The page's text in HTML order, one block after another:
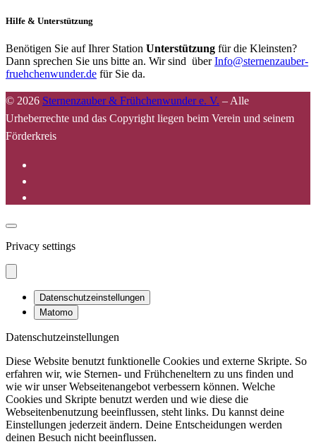
Hilfe & Unterstützung
Benötigen Sie auf Ihrer Station Unterstützung für die Kleinsten?
Dann sprechen Sie uns bitte an. Wir sind überInfo@sternenzauber-
fruehchenwunder.de für Sie da.
© 2026 Sternenzauber & Frühchenwunder e. V. – Alle
Urheberrechte und das Copyright liegen beim Verein und seinem
Förderkreis
Privacy settings
Datenschutzeinstellungen
Matomo
Datenschutzeinstellungen
Diese Website benutzt funktionelle Cookies und externe Skripte. So
erfahren wir, wie Sternen- und Frühcheneltern zu uns finden und
wie wir unser Webseitenangebot verbessern können. Welche
Cookies und Skripte benutzt werden und wie diese die
Webseitenbenutzung beeinflussen, steht links. Du kannst deine
Einstellungen jederzeit ändern. Deine Entscheidungen werden
deinen Besuch nicht beeinflussen.